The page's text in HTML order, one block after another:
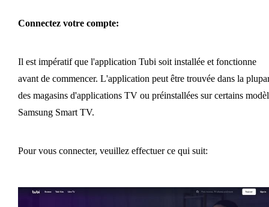
Connectez votre compte:
Il est impératif que l'application Tubi soit installée et fonctionne
avant de commencer. L'application peut être trouvée dans la
des magasins d'applications TV ou préinstallées sur certains
Samsung Smart TV.
Pour vous connecter, veuillez effectuer ce qui suit: